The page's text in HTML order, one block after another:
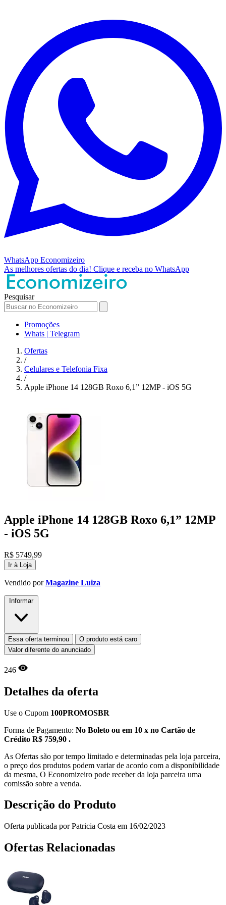
WhatsApp Economizeiro
As melhores ofertas do dia! Clique e receba no WhatsApp
Pesquisar
Promoções
Whats | Telegram
Ofertas
/
Celulares e Telefonia Fixa
/
Apple iPhone 14 128GB Roxo 6,1” 12MP - iOS 5G
Apple iPhone 14 128GB Roxo 6,1” 12MP
- iOS 5G
R$ 5749,99
Ir à Loja
Vendido porMagazine Luiza
Informar
Essa oferta terminou
O produto está caro
Valor diferente do anunciado
246
Detalhes da oferta
Use o Cupom 100PROMOSBR
Forma de Pagamento: No Boleto ou em 10 x no Cartão de
Crédito R$ 759,90 .
As Ofertas são por tempo limitado e determinadas pela loja parceira,
o preço dos produtos podem variar de acordo com a disponibilidade
da mesma, O Economizeiro pode receber da loja parceira uma
comissão sobre a venda.
Descrição do Produto
Oferta publicada por Patricia Costa em 16/02/2023
Ofertas Relacionadas